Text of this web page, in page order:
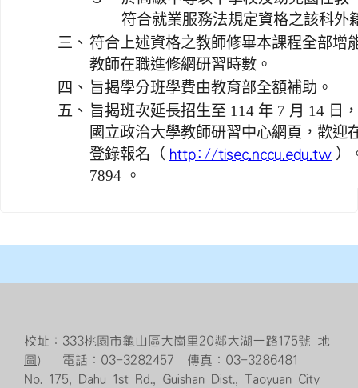
符合就業服務法規定資格之該科外
三、 符合上述資格之教師修畢本課程全部增
教師在職進修網研習時數。
四、 旨揭學分班學費由教育部全額補助。
五、 旨揭班次延長招生至 114 年 7 月 14 日
國立政治大學教師研習中心網頁，歡迎
登錄報名（ http://tisec.nccu.edu.tw ）
7894 。
校址：333桃園市龜山區大崗里20鄰大湖一路175號 地
圖） 電話：03-3282457 傳真：03-3286481
No. 175, Dahu 1st Rd., Guishan Dist., Taoyuan City